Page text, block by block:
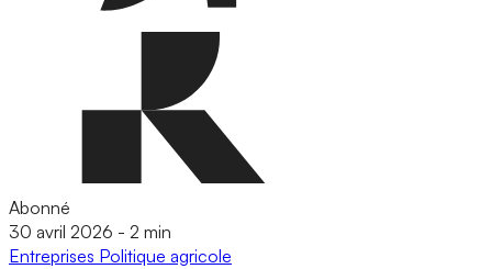
Abonné
30 avril 2026 - 2 min
Entreprises Politique agricole